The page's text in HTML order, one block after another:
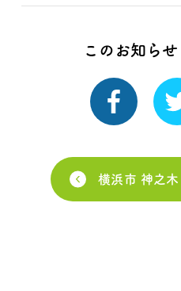
このお知ら
横浜市 神之